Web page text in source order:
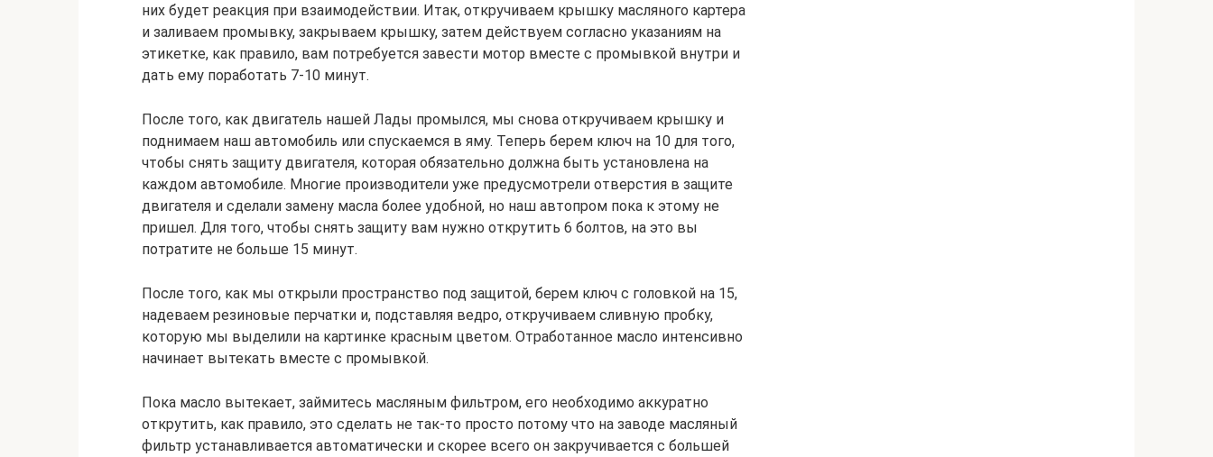
них будет реакция при взаимодействии. Итак, откручиваем крышку масляного картера
и заливаем промывку, закрываем крышку, затем действуем согласно указаниям на
этикетке, как правило, вам потребуется завести мотор вместе с промывкой внутри и
дать ему поработать 7-10 минут.
После того, как двигатель нашей Лады промылся, мы снова откручиваем крышку и
поднимаем наш автомобиль или спускаемся в яму. Теперь берем ключ на 10 для того,
чтобы снять защиту двигателя, которая обязательно должна быть установлена на
каждом автомобиле. Многие производители уже предусмотрели отверстия в защите
двигателя и сделали замену масла более удобной, но наш автопром пока к этому не
пришел. Для того, чтобы снять защиту вам нужно открутить 6 болтов, на это вы
потратите не больше 15 минут.
После того, как мы открыли пространство под защитой, берем ключ с головкой на 15,
надеваем резиновые перчатки и, подставляя ведро, откручиваем сливную пробку,
которую мы выделили на картинке красным цветом. Отработанное масло интенсивно
начинает вытекать вместе с промывкой.
Пока масло вытекает, займитесь масляным фильтром, его необходимо аккуратно
открутить, как правило, это сделать не так-то просто потому что на заводе масляный
фильтр устанавливается автоматически и скорее всего он закручивается с большей